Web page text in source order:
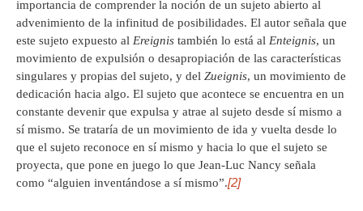
importancia de comprender la noción de un sujeto abierto al
advenimiento de la infinitud de posibilidades. El autor señala que
este sujeto expuesto al Ereignis también lo está al Enteignis, un
movimiento de expulsión o desapropiación de las características
singulares y propias del sujeto, y del Zueignis, un movimiento de
dedicación hacia algo. El sujeto que acontece se encuentra en un
constante devenir que expulsa y atrae al sujeto desde sí mismo a
sí mismo. Se trataría de un movimiento de ida y vuelta desde lo
que el sujeto reconoce en sí mismo y hacia lo que el sujeto se
proyecta, que pone en juego lo que Jean-Luc Nancy señala
como “alguien inventándose a sí mismo”.[2]